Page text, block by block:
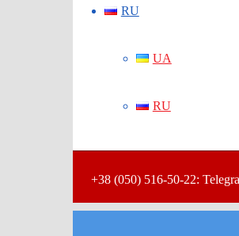
RU
UA
RU
+38 (050) 516-50-22: